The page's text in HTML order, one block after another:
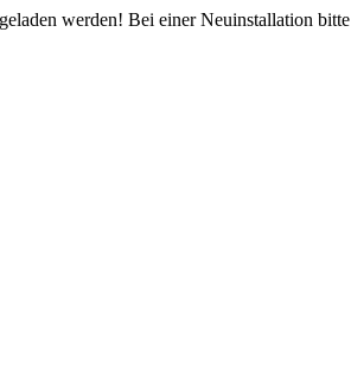
werden! Bei einer Neuinstallation bitte